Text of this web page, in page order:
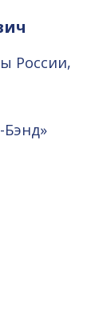
России,
Бэнд»